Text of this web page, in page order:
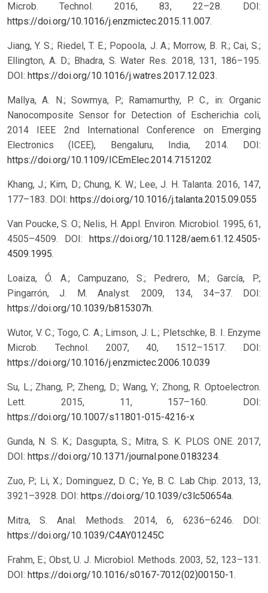
Microb. Technol. 2016, 83, 22–28. DOI:
https://doi.org/10.1016/j.enzmictec.2015.11.007.
Jiang, Y. S.; Riedel, T. E.; Popoola, J. A.; Morrow, B. R.; Cai, S.;
Ellington, A. D.; Bhadra, S. Water Res. 2018, 131, 186–195.
DOI: https://doi.org/10.1016/j.watres.2017.12.023.
Mallya, A. N.; Sowmya, P.; Ramamurthy, P. C., in: Organic
Nanocomposite Sensor for Detection of Escherichia coli,
2014 IEEE 2nd International Conference on Emerging
Electronics (ICEE), Bengaluru, India, 2014.
DOI:
https://doi.org/10.1109/ICEmElec.2014.7151202
Khang, J.; Kim, D.; Chung, K. W.; Lee, J. H. Talanta. 2016, 147,
177–183. DOI: https://doi.org/10.1016/j.talanta.2015.09.055
Van Poucke, S. O.; Nelis, H. Appl. Environ. Microbiol. 1995, 61,
4505–4509. DOI:
https://doi.org/10.1128/aem.61.12.4505-
4509.1995.
Loaiza, Ó. A.; Campuzano, S.; Pedrero, M.; García, P.;
Pingarrón, J. M. Analyst. 2009, 134, 34–37. DOI:
https://doi.org/10.1039/b815307h.
Wutor, V. C.; Togo, C. A.; Limson, J. L.; Pletschke, B. I. Enzyme
Microb. Technol. 2007, 40, 1512–1517.
DOI:
https://doi.org/10.1016/j.enzmictec.2006.10.039
Su, L.; Zhang, P.; Zheng, D.; Wang, Y.; Zhong, R. Optoelectron.
Lett. 2015, 11, 157–160.
DOI:
https://doi.org/10.1007/s11801-015-4216-x
Gunda, N. S. K.; Dasgupta, S.; Mitra, S. K. PLOS ONE. 2017,
DOI: https://doi.org/10.1371/journal.pone.0183234.
Zuo, P.; Li, X.; Dominguez, D. C.; Ye, B. C. Lab Chip. 2013, 13,
3921–3928. DOI: https://doi.org/10.1039/c3lc50654a.
Mitra, S. Anal. Methods. 2014, 6, 6236–6246.
DOI:
https://doi.org/10.1039/C4AY01245C
Frahm, E.; Obst, U. J. Microbiol. Methods. 2003, 52, 123–131.
DOI: https://doi.org/10.1016/s0167-7012(02)00150-1.